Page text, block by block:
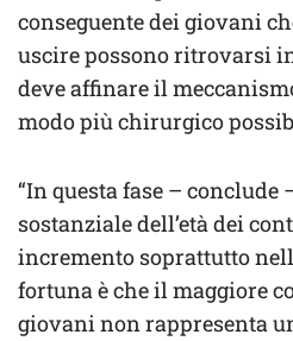
conseguente dei giovani
uscire possono ritrovarsi
deve affinare il
modo più chirurgico
“In questa fase – conclude
sostanziale dell’età dei
incremento soprattutto
fortuna è che il maggiore
giovani non rappresenta